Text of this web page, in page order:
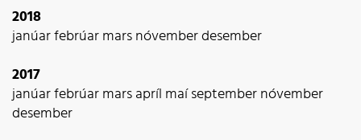
2018
janúarfebrúarmarsnóvemberdesember
2017
janúarfebrúarmarsapríl maíseptembernóvember
desember